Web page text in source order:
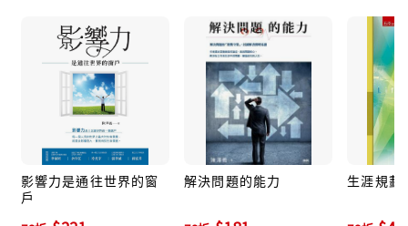
影響力是通往世界的窗
戶
解決問題的能力 生涯規劃